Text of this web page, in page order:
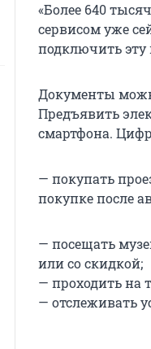
«Более 640
сервисом уже
подключить эту
Документы
Предъявить
смартфона.
— покупать
покупке после
— посещать
или со скидкой;
— проходить на
— отслеживать